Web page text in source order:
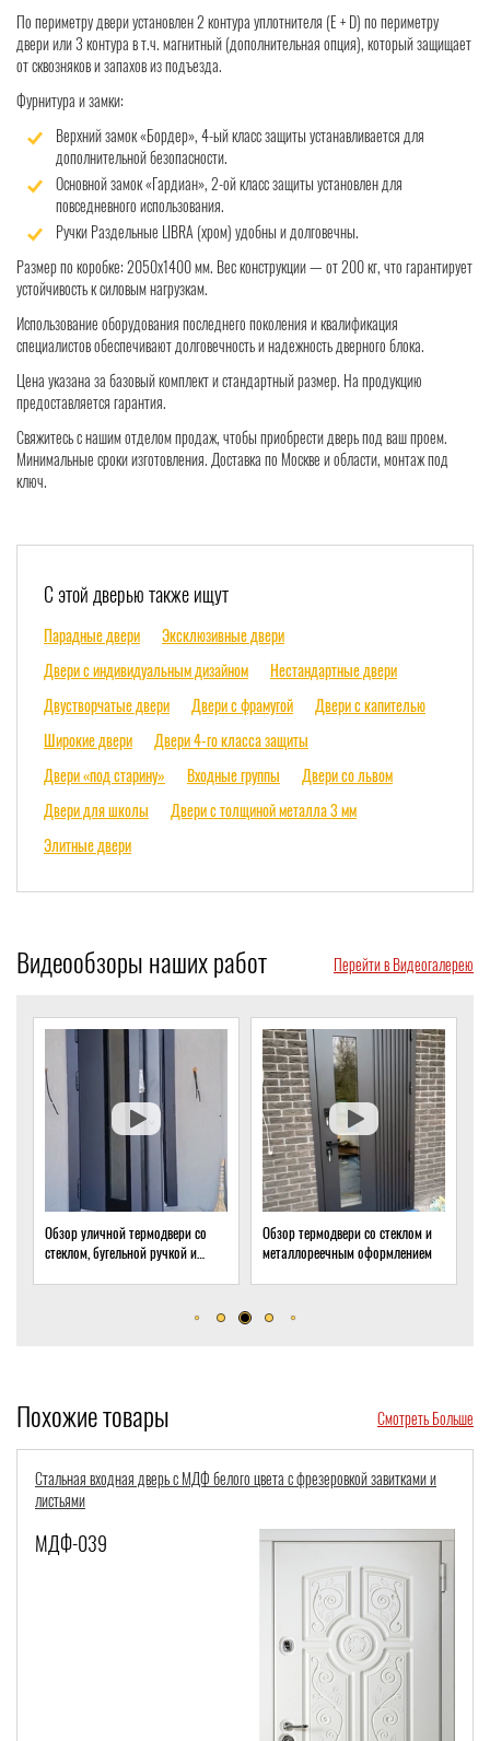
По периметру двери установлен 2 контура уплотнителя (Е + D) по периметру
двери или 3 контура в т.ч. магнитный (дополнительная опция), который защищает
от сквозняков и запахов из подъезда.
Фурнитура и замки:
Верхний замок «Бордер», 4-ый класс защиты устанавливается для
дополнительной безопасности.
Основной замок «Гардиан», 2-ой класс защиты установлен для
повседневного использования.
Ручки Раздельные LIBRA (хром) удобны и долговечны.
Размер по коробке: 2050х1400 мм. Вес конструкции — от 200 кг, что гарантирует
устойчивость к силовым нагрузкам.
Использование оборудования последнего поколения и квалификация
специалистов обеспечивают долговечность и надежность дверного блока.
Цена указана за базовый комплект и стандартный размер. На продукцию
предоставляется гарантия.
Свяжитесь с нашим отделом продаж, чтобы приобрести дверь под ваш проем.
Минимальные сроки изготовления. Доставка по Москве и области, монтаж под
ключ.
С этой дверью также ищут
Парадные двери
Эксклюзивные двери
Двери с индивидуальным дизайном
Нестандартные двери
Двустворчатые двери
Двери с фрамугой
Двери с капителью
Широкие двери
Двери 4-го класса защиты
Двери «под старину»
Входные группы
Двери со львом
Двери для школы
Двери с толщиной металла 3 мм
Элитные двери
Видеообзоры наших работ Перейти в Видеогалерею
Обзор уличной термодвери со
стеклом, бугельной ручкой и
Обзор термодвери со стеклом и
металлореечным оформлением
Похожие товары Смотреть Больше
Стальная входная дверь с МДФ белого цвета с фрезеровкой завитками и
листьями
МДФ-039